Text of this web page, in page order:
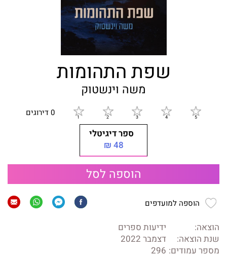
שפת התהומות
משה וינשטוק
0 דירוגים
ספר דיגיטלי
48 ₪
הוספה לסל
הוספה למועדפים
הוצאה:
ידיעות ספרים
שנת הוצאה:
דצמבר 2022
מספר עמודים: 296